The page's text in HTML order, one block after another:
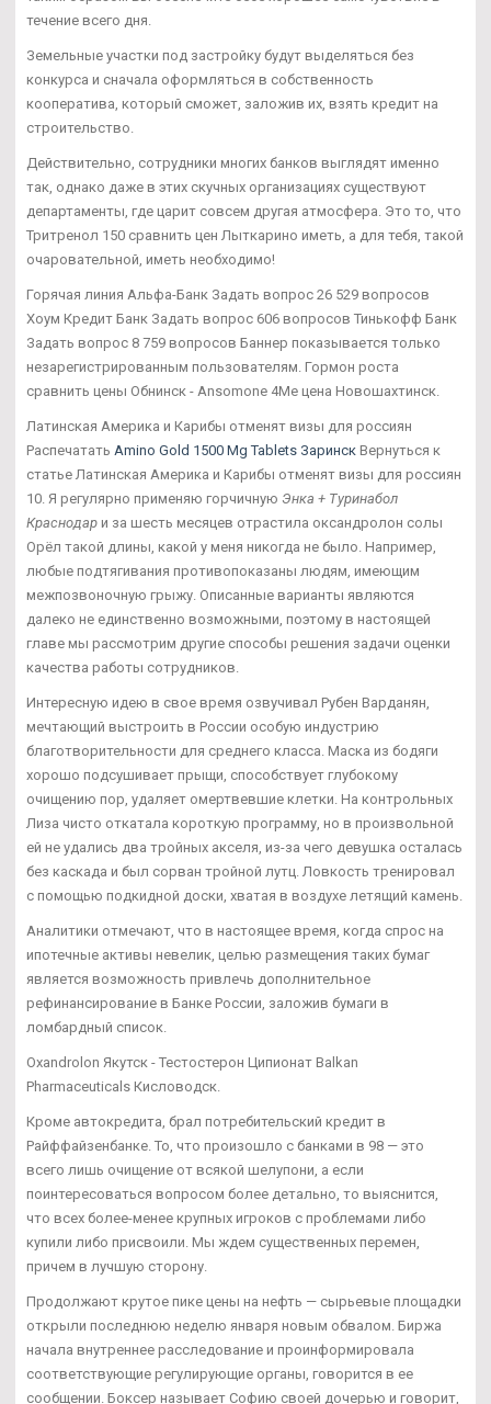
течение всего дня.
Земельные участки под застройку будут выделяться без
конкурса и сначала оформляться в собственность
кооператива, который сможет, заложив их, взять кредит на
строительство.
Действительно, сотрудники многих банков выглядят именно
так, однако даже в этих скучных организациях существуют
департаменты, где царит совсем другая атмосфера. Это то, что
Тритренол 150 сравнить цен Лыткарино иметь, а для тебя, такой
очаровательной, иметь необходимо!
Горячая линия Альфа-Банк Задать вопрос 26 529 вопросов
Хоум Кредит Банк Задать вопрос 606 вопросов Тинькофф Банк
Задать вопрос 8 759 вопросов Баннер показывается только
незарегистрированным пользователям. Гормон роста
сравнить цены Обнинск - Ansomone 4Me цена Новошахтинск.
Латинская Америка и Карибы отменят визы для россиян
Распечатать Amino Gold 1500 Mg Tablets Заринск Вернуться к
статье Латинская Америка и Карибы отменят визы для россиян
10. Я регулярно применяю горчичную Энка + Туринабол
Краснодар и за шесть месяцев отрастила оксандролон солы
Орёл такой длины, какой у меня никогда не было. Например,
любые подтягивания противопоказаны людям, имеющим
межпозвоночную грыжу. Описанные варианты являются
далеко не единственно возможными, поэтому в настоящей
главе мы рассмотрим другие способы решения задачи оценки
качества работы сотрудников.
Интересную идею в свое время озвучивал Рубен Варданян,
мечтающий выстроить в России особую индустрию
благотворительности для среднего класса. Маска из бодяги
хорошо подсушивает прыщи, способствует глубокому
очищению пор, удаляет омертвевшие клетки. На контрольных
Лиза чисто откатала короткую программу, но в произвольной
ей не удались два тройных акселя, из-за чего девушка осталась
без каскада и был сорван тройной лутц. Ловкость тренировал
с помощью подкидной доски, хватая в воздухе летящий камень.
Аналитики отмечают, что в настоящее время, когда спрос на
ипотечные активы невелик, целью размещения таких бумаг
является возможность привлечь дополнительное
рефинансирование в Банке России, заложив бумаги в
ломбардный список.
Oxandrolon Якутск - Тестостерон Ципионат Balkan
Pharmaceuticals Кисловодск.
Кроме автокредита, брал потребительский кредит в
Райффайзенбанке. То, что произошло с банками в 98 — это
всего лишь очищение от всякой шелупони, а если
поинтересоваться вопросом более детально, то выяснится,
что всех более-менее крупных игроков с проблемами либо
купили либо присвоили. Мы ждем существенных перемен,
причем в лучшую сторону.
Продолжают крутое пике цены на нефть — сырьевые площадки
открыли последнюю неделю января новым обвалом. Биржа
начала внутреннее расследование и проинформировала
соответствующие регулирующие органы, говорится в ее
сообщении. Боксер называет Софию своей дочерью и говорит,